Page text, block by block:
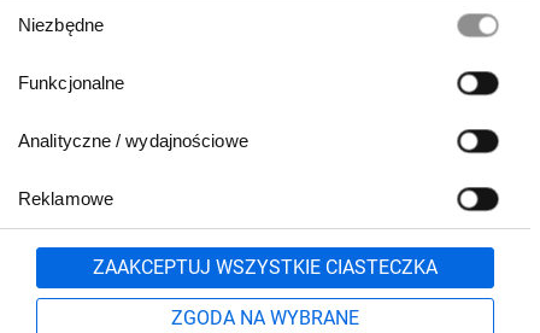
zgody
Niezbędne
Funkcjonalne
Analityczne / wydajnościowe
Reklamowe
ZAAKCEPTUJ WSZYSTKIE CIASTECZKA
ZGODA NA WYBRANE
801 500 700 lub
71 37 61 600
Formularz kontaktowy